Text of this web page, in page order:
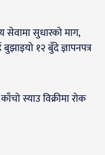
सेवामा सुधारको माग,
बुझाइयो १२ बुँदे ज्ञापनपत्र
स्याउ विक्रीमा रोक